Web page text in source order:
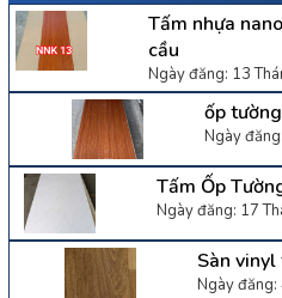
Tấm nhựa
cầu
Ngày đăng: 13
ốp
Ngày
Tấm Ốp
Ngày đăng: 17
Sàn
Ngày đăng: